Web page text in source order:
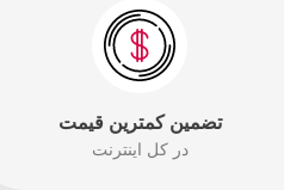
تضمین کمترین قیمت
در کل اینترنت